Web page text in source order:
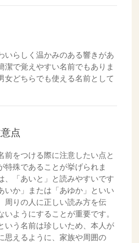
いらしく温かみのある響きがあ
潔で覚えやすい名前でもありま
女どちらでも使える名前として
点
前をつける際に注意したい点と
特殊であることが挙げられま
、「あいと」と読みやすいです
いか」または「あゆか」といい
周りの人に正しい読み方を伝
いようにすることが重要です。
いう名前は珍しいため、本人が
思えるように、家族や周囲の